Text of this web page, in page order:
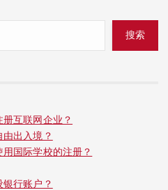
搜索
互联网企业？
出入境？
国际学校的注册？
行账户？